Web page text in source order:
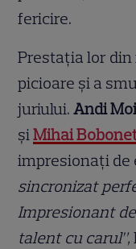
fericire.
Prestația lor
picioare și a
juriului.Andi
șiMihai
impresionați de
sincronizat
Impresionant
talent cu carul”,